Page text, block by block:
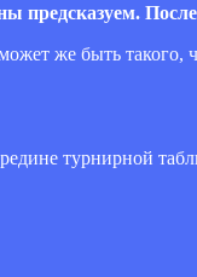
же быть
турнирной